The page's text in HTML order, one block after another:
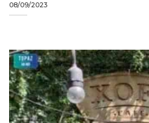
08/09/2023